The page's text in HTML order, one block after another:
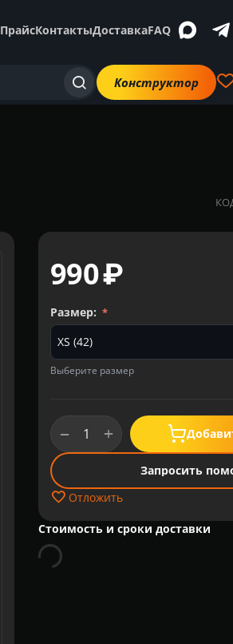
ПрайсКонтактыДоставкаFAQ
Конструктор
‍990‍₽
Размер:
Выберите размер
+
−
Запросить
Отложить
Стоимость и сроки доставки